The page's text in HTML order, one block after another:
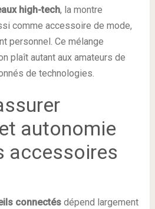
high-tech, la montre
comme accessoire de mode,
personnel. Ce mélange
plaît autant aux amateurs de
de technologies.
autonomie
accessoires
connectésdépend largement